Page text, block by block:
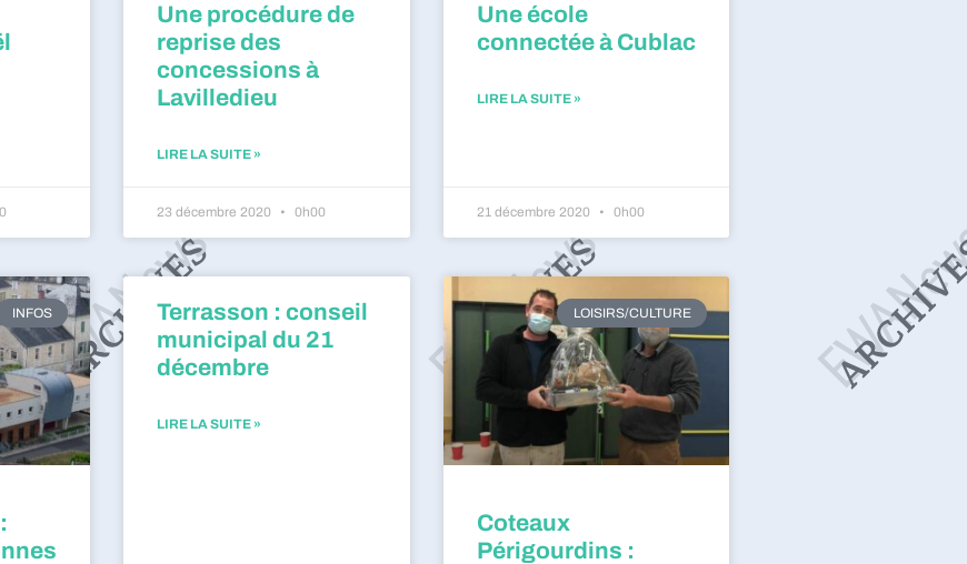
Une procédure de
reprise des
concessions à
Lavilledieu
LIRE LA SUITE »
23 décembre 2020 0h00
Une école
connectée à Cublac
LIRE LA SUITE »
21 décembre 2020 0h00
INFOS
Terrasson : conseil
municipal du 21
décembre
LIRE LA SUITE »
LOISIRS/CULTURE
Coteaux
Périgourdins :